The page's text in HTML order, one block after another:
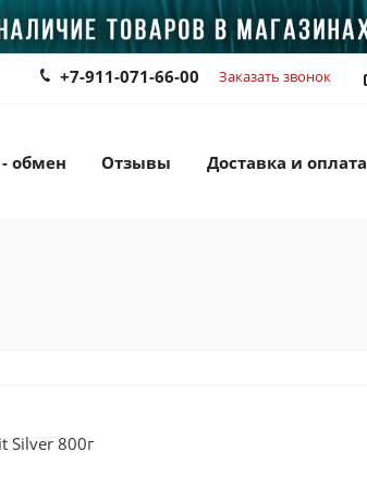
+7-911-071-66-00 Заказать звонок
обмен Отзывы Доставка и оплата
Silver 800г